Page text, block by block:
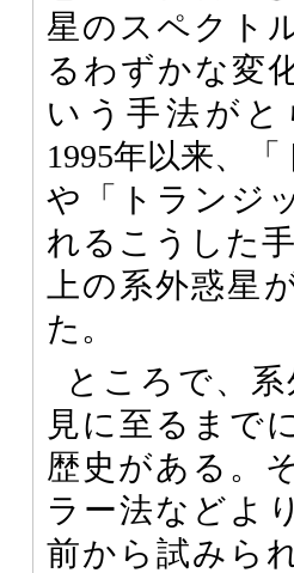
星のスペクト
るわずかな変
いう手法がと
1995年以来、「
や「トランジ
れるこうした
上の系外惑星
た。
ところで、
見に至るまで
歴史がある。
ラー法などよ
前から試みら